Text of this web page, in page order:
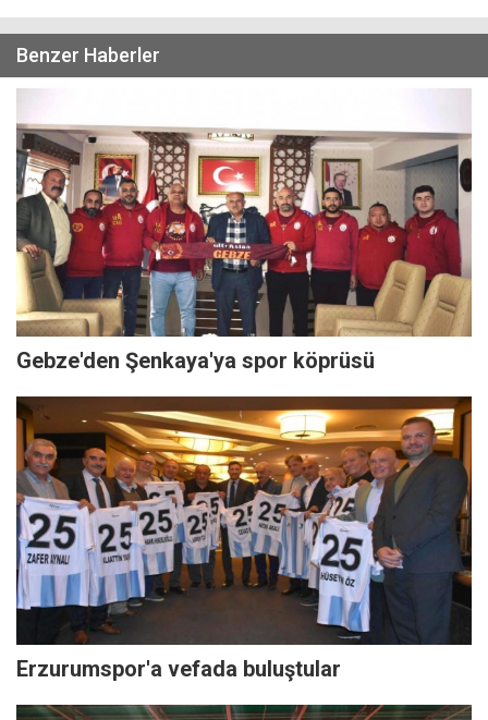
Benzer Haberler
Gebze'den Şenkaya'ya spor köprüsü
Erzurumspor'a vefada buluştular